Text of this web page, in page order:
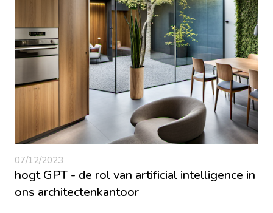
07/12/2023
hogt GPT - de rol van artificial intelligence in
ons architectenkantoor